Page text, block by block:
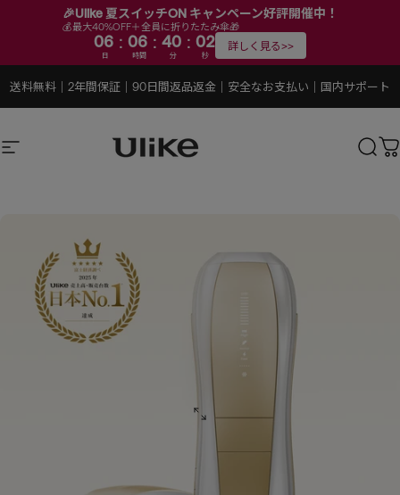
🎉Ulike 夏スイッチON キャンペーン好評開催中！
💰最大40%OFF＋全員に折りたたみ傘🎁
06 : 06 : 40 : 01
日 時間 分 秒
詳しく見る>>
送料無料 2年間保証 90日間返品返金 安全なお支払い 国内サポート
スライドショーを一時停止する
サイトナビゲーションUlike公式ストア 検索